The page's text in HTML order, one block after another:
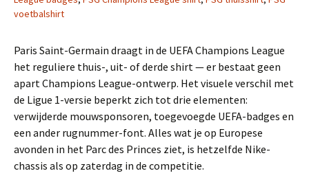
voetbalshirt
Paris Saint-Germain draagt in de UEFA Champions League
het reguliere thuis-, uit- of derde shirt — er bestaat geen
apart Champions League-ontwerp. Het visuele verschil met
de Ligue 1-versie beperkt zich tot drie elementen:
verwijderde mouwsponsoren, toegevoegde UEFA-badges en
een ander rugnummer-font. Alles wat je op Europese
avonden in het Parc des Princes ziet, is hetzelfde Nike-
chassis als op zaterdag in de competitie.